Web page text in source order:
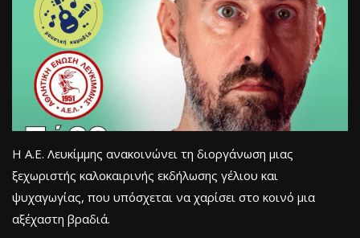
Η Α.Ε. Λευκίμμης ανακοινώνει τη διοργάνωση μιας
ξεχωριστής καλοκαιρινής εκδήλωσης γέλιου και
ψυχαγωγίας, που υπόσχεται να χαρίσει στο κοινό μια
αξέχαστη βραδιά.